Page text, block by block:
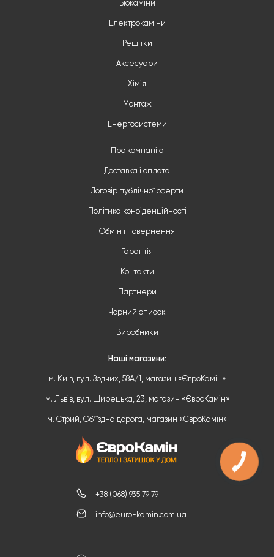
+38 (068) 935 79 79
info@euro-kamin.com.ua
Біокаміни
Електрокаміни
Решітки
Аксесуари
Хімія
Монтаж
Енергосистеми
Про компанію
Доставка і оплата
Договір публічної оферти
Політика конфіденційності
Обмін і повернення
Гарантія
Контакти
Партнери
Чорний список
Виробники
Наші магазини:
м. Київ, вул. Зодчих, 58А/1, магазин «ЄвроКамін»
м. Львів, вул. Щирецька, 23, магазин «ЄвроКамін»
м. Стрий, Обʼїздна дорога, магазин «ЄвроКамін»